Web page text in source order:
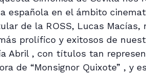
española en el ámbito
de la ROSS, Lucas Macías,
prolífico y exitosos de
Abril , con títulos tan
de “Monsignor Quixote” , y